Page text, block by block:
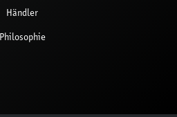
Händler
Philosophie